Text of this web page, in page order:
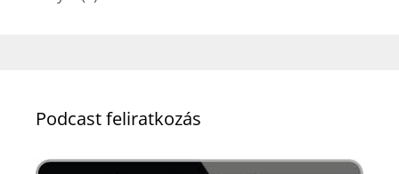
Podcast feliratkozás